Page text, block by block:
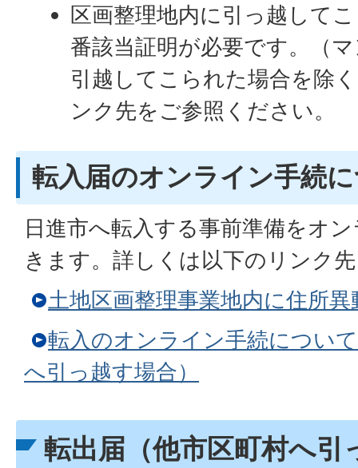
区画整理地内に引っ越して
番該当証明が必要です。（
引越してこられた場合を除
ンク先をご参照ください。
転入届のオンライン手続
日進市へ転入する事前準備をオ
きます。詳しくは以下のリンク
土地区画整理事業地内に住所
転入のオンライン手続につい
へ引っ越す場合）
転出届（他市区町村へ引